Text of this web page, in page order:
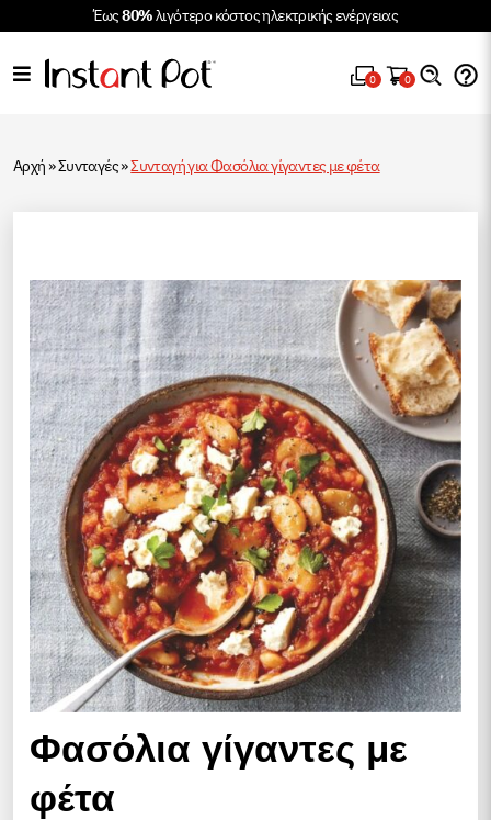
Έως80%λιγότερο κόστος ηλεκτρικής ενέργειας
0 0
Αρχή»Συνταγές»Συνταγή για Φασόλια γίγαντες με φέτα
Φασόλια γίγαντες με
φέτα